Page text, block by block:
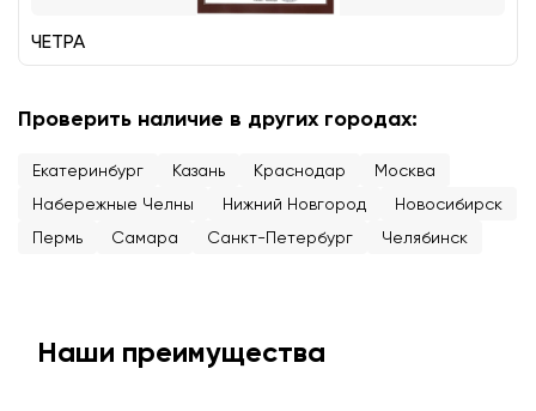
ЧЕТРА
Проверить наличие в других городах:
Екатеринбург Казань Краснодар
Москва
Набережные Челны
Нижний Новгород
Новосибирск
Пермь
Самара Санкт-Петербург Челябинск
Наши преимущества